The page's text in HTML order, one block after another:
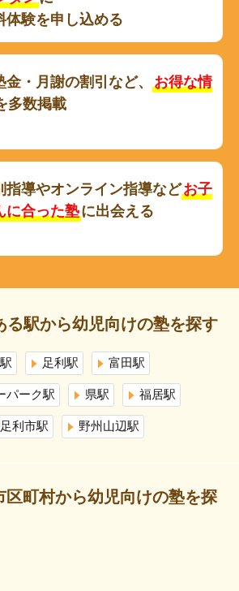
体験を申し込める
金・月謝の割引など、
お得な情
多数掲載
指導やオンライン指導などお子
に合った塾に出会える
る駅から幼児向けの塾を探す
足利駅 富田駅
パーク駅 県駅 福居駅
足利市駅 野州山辺駅
区町村から幼児向けの塾を探